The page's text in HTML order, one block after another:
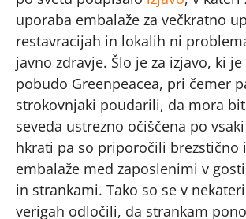
uporaba embalaže za večkratno
restavracijah in lokalih ni
javno zdravje. Šlo je za izjavo, ki
pobudo Greenpeacea, pri čemer
strokovnjaki poudarili, da mora
seveda ustrezno očiščena po
hkrati pa so priporočili brezstično
embalaže med zaposlenimi v
in strankami. Tako so se v
verigah odločili, da strankam